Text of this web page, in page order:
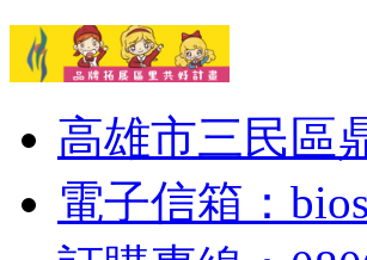
高雄市三民區
電子信箱：